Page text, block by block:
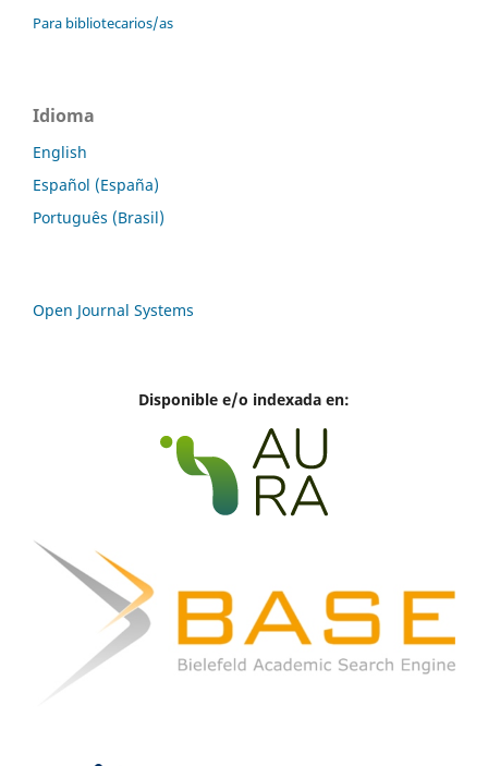
Para bibliotecarios/as
Idioma
English
Español (España)
Português (Brasil)
Open Journal Systems
Disponible e/o indexada en: